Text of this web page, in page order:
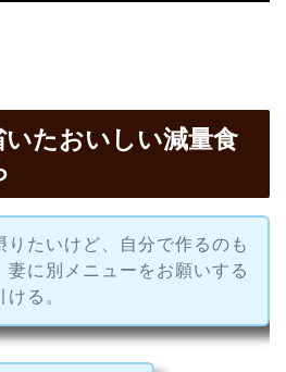
たおいしい減量食
りたいけど、自分で作るのも
妻に別メニューをお願いする
る。